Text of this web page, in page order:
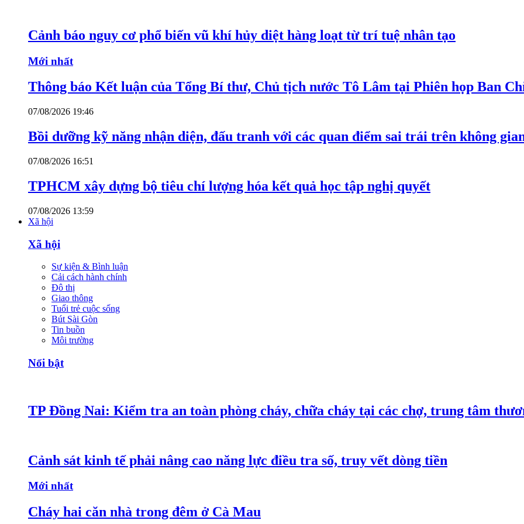
Cảnh báo nguy cơ phổ biến vũ khí hủy diệt hàng loạt từ trí tuệ nhân tạo
Mới nhất
Thông báo Kết luận của Tổng Bí thư, Chủ tịch nước Tô Lâm tại Phiên họp Ban
07/08/2026 19:46
Bồi dưỡng kỹ năng nhận diện, đấu tranh với các quan điểm sai trái trên không
07/08/2026 16:51
TPHCM xây dựng bộ tiêu chí lượng hóa kết quả học tập nghị quyết
07/08/2026 13:59
Xã hội
Xã hội
Sự kiện & Bình luận
Cải cách hành chính
Đô thị
Giao thông
Tuổi trẻ cuộc sống
Bút Sài Gòn
Tin buồn
Môi trường
Nổi bật
TP Đồng Nai: Kiểm tra an toàn phòng cháy, chữa cháy tại các chợ, trung tâm
Cảnh sát kinh tế phải nâng cao năng lực điều tra số, truy vết dòng tiền
Mới nhất
Cháy hai căn nhà trong đêm ở Cà Mau